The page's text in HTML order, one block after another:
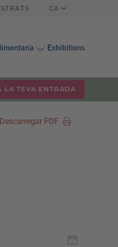
CA
LA TEVA ENTRADA
Descarregar PDF